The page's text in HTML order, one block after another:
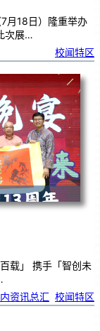
月18日）隆重举办
次展…
校闻特区
载」 携手「智创未
资讯总汇 校闻特区